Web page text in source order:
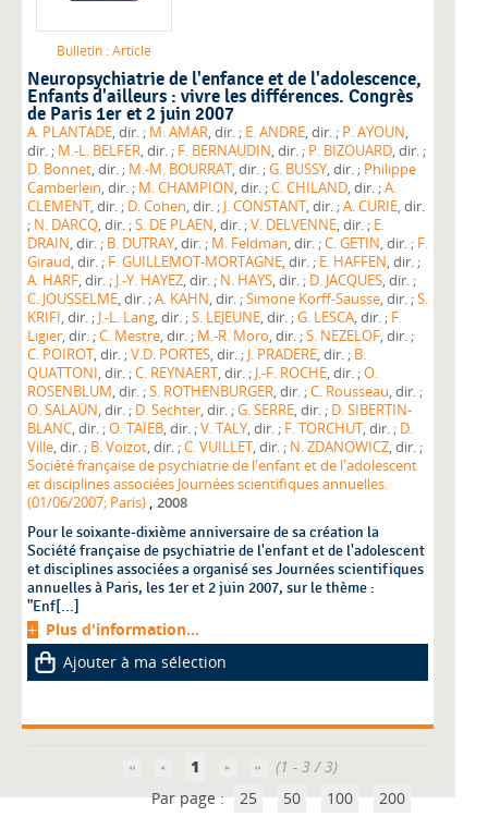
Bulletin : Article
Neuropsychiatrie de l'enfance et de l'adolescence,
Enfants d'ailleurs : vivre les différences. Congrès
de Paris 1er et 2 juin 2007
A. PLANTADE , dir. ; M. AMAR , dir. ; E. ANDRE , dir. ; P. AYOUN,
dir. ; M.-L. BELFER , dir. ; F. BERNAUDIN , dir. ; P. BIZOUARD
, dir. ;
D. Bonnet
, dir. ; M.-M. BOURRAT , dir. ;G. BUSSY , dir. ; Philippe
Camberlein
, dir. ; M. CHAMPION , dir. ;C. CHILAND , dir. ;A.
CLEMENT
, dir. ; D. Cohen , dir. ; J. CONSTANT , dir. ;A. CURIE, dir.
; N. DARCQ , dir. ;S. DE PLAEN , dir. ;V. DELVENNE , dir. ; E.
DRAIN
, dir. ; B. DUTRAY , dir. ; M. Feldman , dir. ;C. GETIN , dir. ; F.
Giraud
, dir. ; F. GUILLEMOT-MORTAGNE , dir. ; E. HAFFEN
, dir. ;
A. HARF
, dir. ; J.-Y. HAYEZ , dir. ; N. HAYS , dir. ; D. JACQUES
, dir. ;
C. JOUSSELME
, dir. ;A. KAHN , dir. ;Simone Korff-Sausse , dir. ;S.
KRIFI
, dir. ; J.-L. Lang , dir. ;S. LEJEUNE , dir. ;G. LESCA , dir. ; F.
Ligier
, dir. ;C. Mestre , dir. ; M.-R. Moro , dir. ;S. NEZELOF
, dir. ;
C. POIROT
, dir. ;V.D. PORTES , dir. ; J. PRADERE , dir. ; B.
QUATTONI
, dir. ;C. REYNAERT , dir. ; J.-F. ROCHE , dir. ;O.
ROSENBLUM
, dir. ;S. ROTHENBURGER , dir. ;C. Rousseau
, dir. ;
O. SALAÜN
, dir. ; D. Sechter , dir. ;G. SERRE , dir. ; D. SIBERTIN-
BLANC
, dir. ;O. TAÏEB , dir. ;V. TALY , dir. ; F. TORCHUT , dir. ; D.
Ville
, dir. ; B. Voizot , dir. ;C. VUILLET , dir. ; N. ZDANOWICZ
, dir. ;
Société française de psychiatrie de l'enfant et de l'adolescent
et disciplines associées Journées scientifiques annuelles.
(01/06/2007; Paris) , 2008
Pour le soixante-dixième anniversaire de sa création la
Société française de psychiatrie de l'enfant et de l'adolescent
et disciplines associées a organisé ses Journées scientifiques
annuelles à Paris, les 1er et 2 juin 2007, sur le thème :
"Enf[...]
Plus d'information...
Ajouter à ma sélection
1
(1 - 3 / 3)
Par page : 25 50 100 200